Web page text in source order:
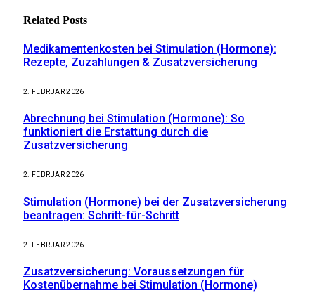
Related Posts
Medikamentenkosten bei Stimulation (Hormone):
Rezepte, Zuzahlungen & Zusatzversicherung
2. FEBRUAR 2026
Abrechnung bei Stimulation (Hormone): So
funktioniert die Erstattung durch die
Zusatzversicherung
2. FEBRUAR 2026
Stimulation (Hormone) bei der Zusatzversicherung
beantragen: Schritt-für-Schritt
2. FEBRUAR 2026
Zusatzversicherung: Voraussetzungen für
Kostenübernahme bei Stimulation (Hormone)